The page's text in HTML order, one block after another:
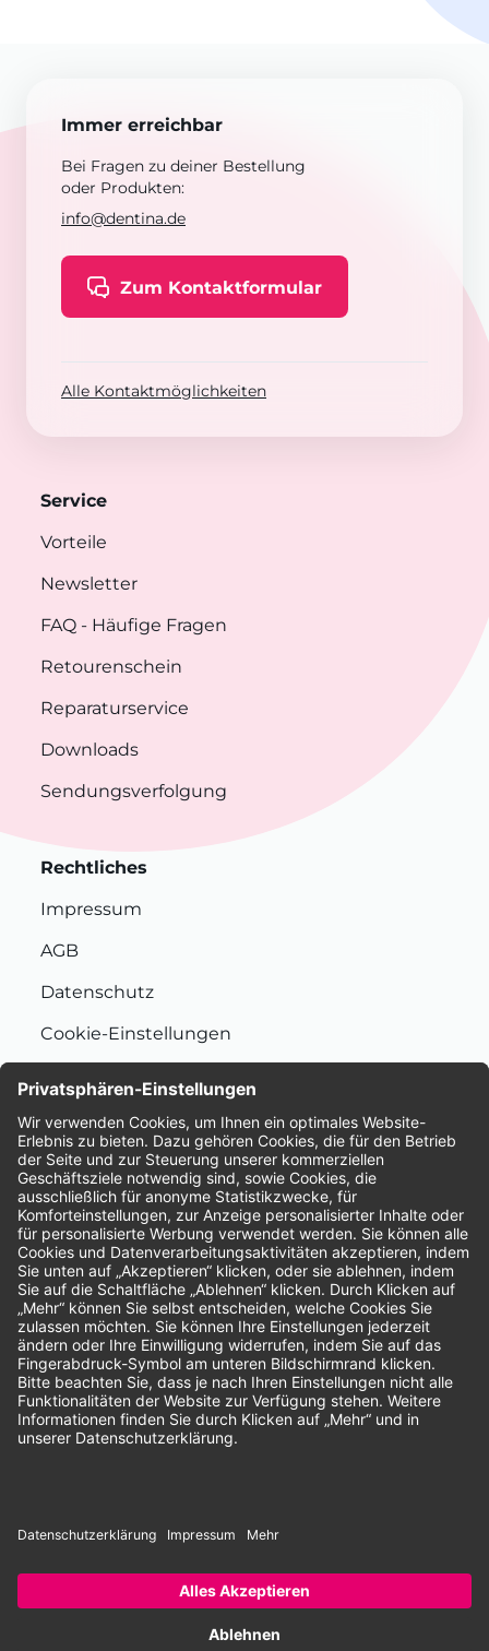
Immer erreichbar
Bei Fragen zu deiner Bestellung
oder Produkten:
info@dentina.de
Zum Kontaktformular
Alle Kontaktmöglichkeiten
Service
Vorteile
Newsletter
FAQ - Häufige Fragen
Retourenschein
Reparaturservice
Downloads
Sendungsverfolgung
Rechtliches
Impressum
AGB
Datenschutz
Cookie-Einstellungen
Bewertungen
Unsere Zahlungsarten:
Rechnung SEPA-Lastschrift Vorkasse